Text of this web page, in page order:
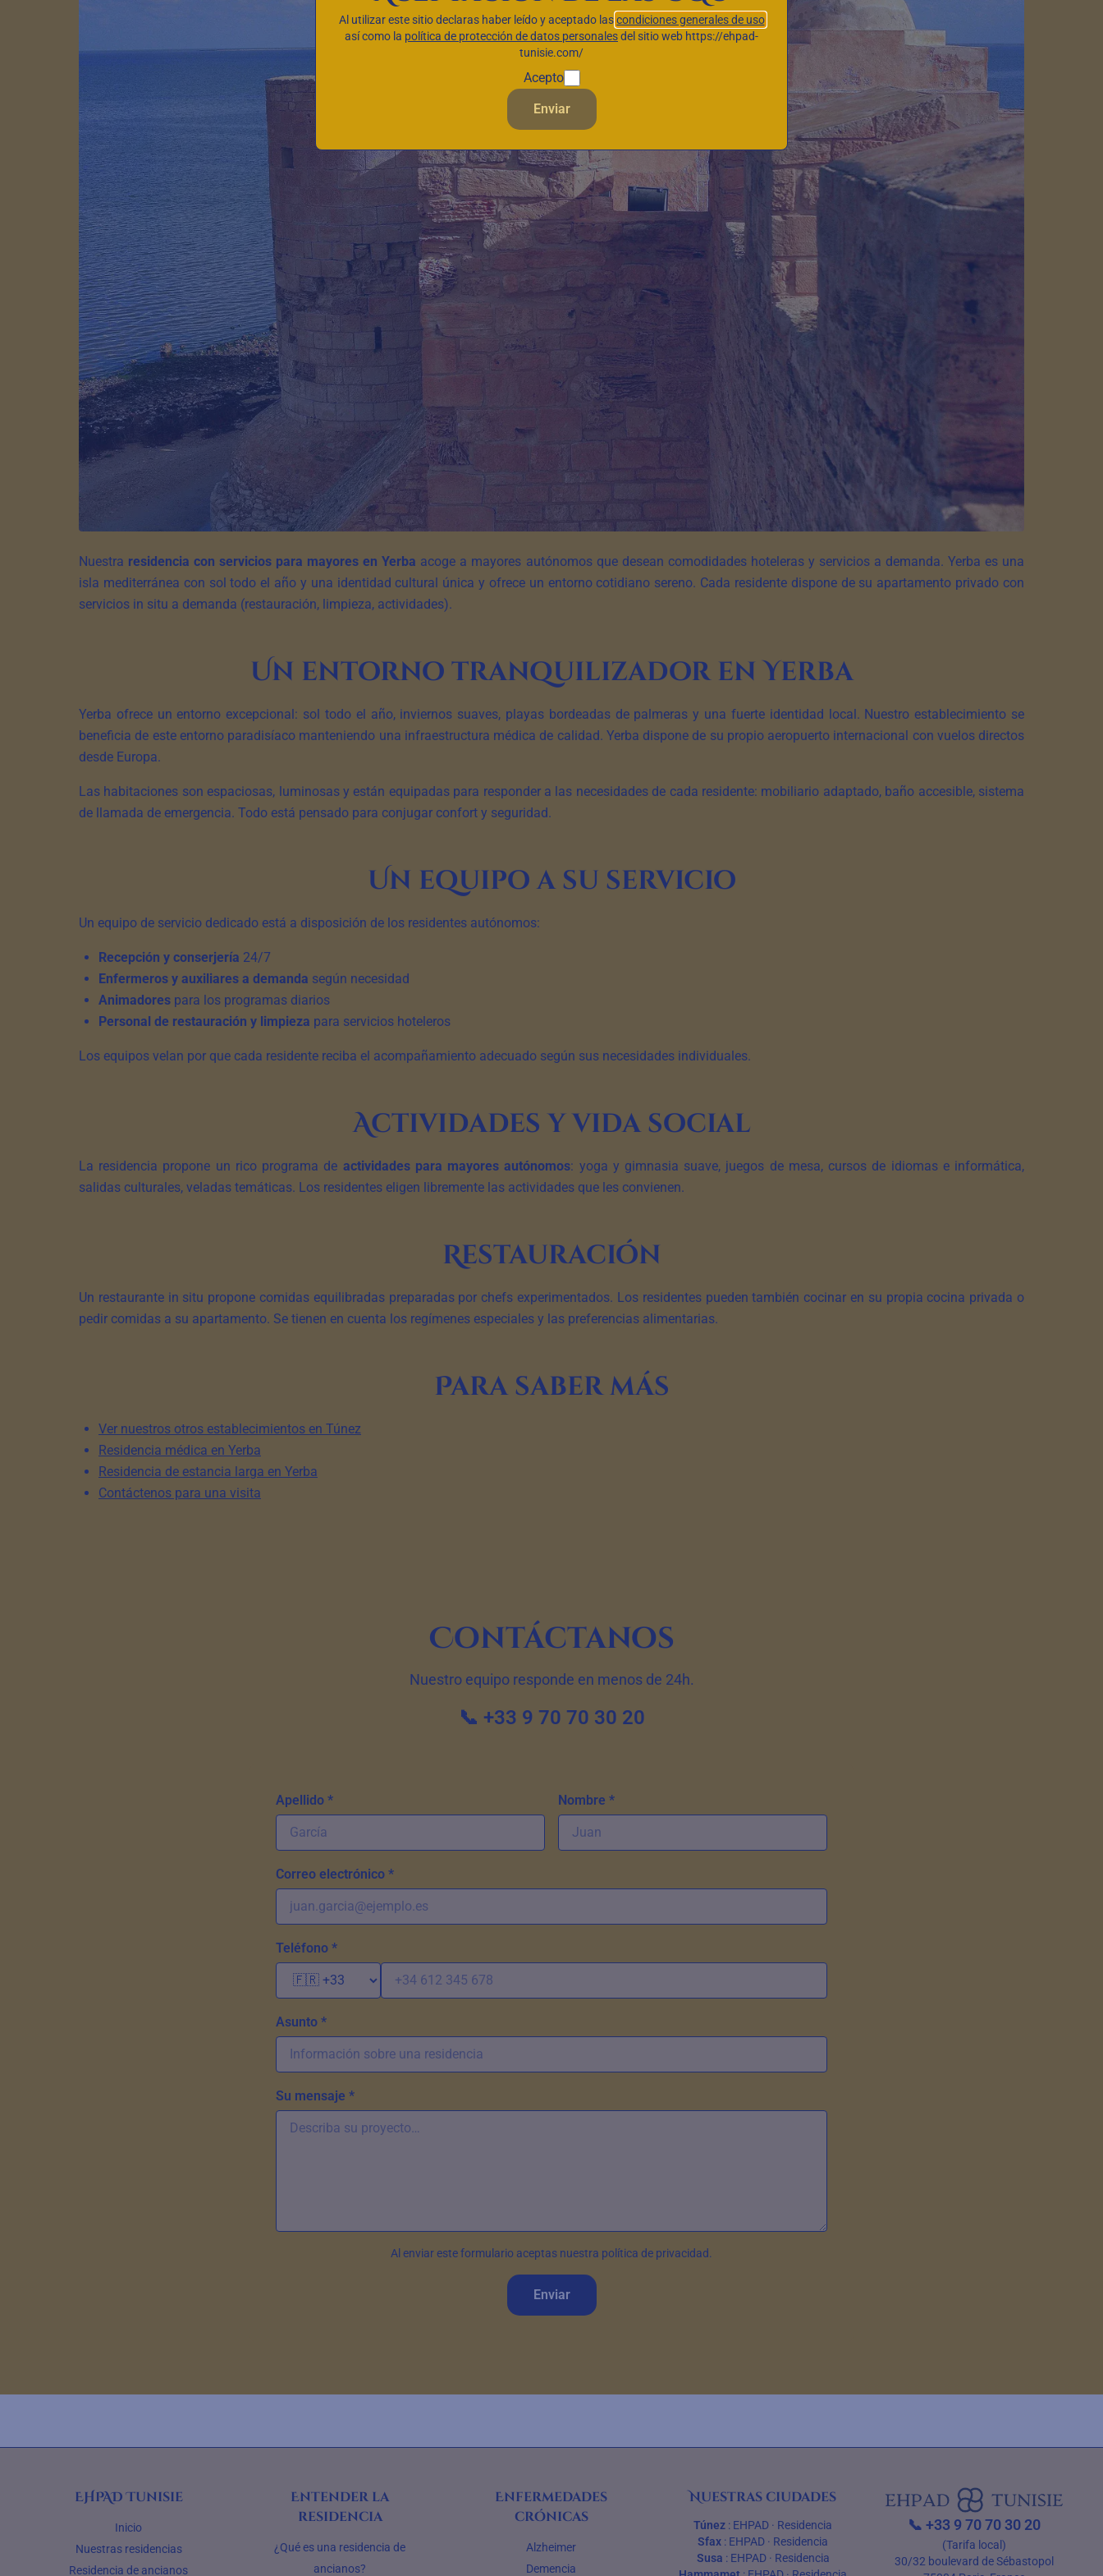
Nuestra residencia con servicios para mayores en Yerba acoge a mayores autónomos que desean comodidades hoteleras y servicios a demanda. Yerba es una
isla mediterránea con sol todo el año y una identidad cultural única y ofrece un entorno cotidiano sereno. Cada residente dispone de su apartamento privado con
servicios in situ a demanda (restauración, limpieza, actividades).
Un entorno tranquilizador en Yerba
Yerba ofrece un entorno excepcional: sol todo el año, inviernos suaves, playas bordeadas de palmeras y una fuerte identidad local. Nuestro establecimiento se
beneficia de este entorno paradisíaco manteniendo una infraestructura médica de calidad. Yerba dispone de su propio aeropuerto internacional con vuelos directos
desde Europa.
Las habitaciones son espaciosas, luminosas y están equipadas para responder a las necesidades de cada residente: mobiliario adaptado, baño accesible, sistema
de llamada de emergencia. Todo está pensado para conjugar confort y seguridad.
Un equipo a su servicio
Un equipo de servicio dedicado está a disposición de los residentes autónomos:
Recepción y conserjería 24/7
Enfermeros y auxiliares a demanda según necesidad
Animadores para los programas diarios
Personal de restauración y limpieza para servicios hoteleros
Los equipos velan por que cada residente reciba el acompañamiento adecuado según sus necesidades individuales.
Actividades y vida social
La residencia propone un rico programa de actividades para mayores autónomos: yoga y gimnasia suave, juegos de mesa, cursos de idiomas e informática,
salidas culturales, veladas temáticas. Los residentes eligen libremente las actividades que les convienen.
Restauración
Un restaurante in situ propone comidas equilibradas preparadas por chefs experimentados. Los residentes pueden también cocinar en su propia cocina privada o
pedir comidas a su apartamento. Se tienen en cuenta los regímenes especiales y las preferencias alimentarias.
Para saber más
Ver nuestros otros establecimientos en Túnez
Residencia médica en Yerba
Residencia de estancia larga en Yerba
Contáctenos para una visita
Contáctanos
Nuestro equipo responde en menos de 24h.
📞 +33 9 70 70 30 20
Apellido * Nombre *
Correo electrónico *
Teléfono *
Asunto *
Su mensaje *
Al enviar este formulario aceptas nuestra política de privacidad.
Enviar
EHPAD Tunisie
Inicio
Nuestras residencias
Residencia de ancianos
Entender la
residencia
¿Qué es una residencia de
ancianos?
Enfermedades
crónicas
Alzheimer
Demencia
Nuestras ciudades
Túnez : EHPAD · Residencia
Sfax : EHPAD · Residencia
Susa : EHPAD· Residencia
📞+33 9 70 70 30 20
(Tarifa local)
30/32 boulevard de Sébastopol
Al utilizar este sitio declaras haber leído y aceptado lascondiciones generales de uso
así como la política de protección de datos personalesdel sitio web https://ehpad-
tunisie.com/
Acepto
Enviar